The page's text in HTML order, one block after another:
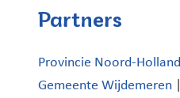
Partners
Provincie Noord-Holland
Gemeente Wijdemeren